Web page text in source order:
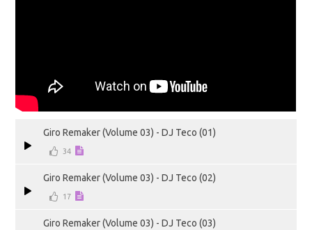
Giro Remaker (Volume 03) - DJ Teco (01)
34
Giro Remaker (Volume 03) - DJ Teco (02)
17
Giro Remaker (Volume 03) - DJ Teco (03)